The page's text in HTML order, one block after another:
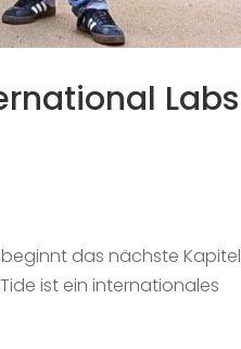
Labs
beginnt das nächste Kapitel
ist ein internationales